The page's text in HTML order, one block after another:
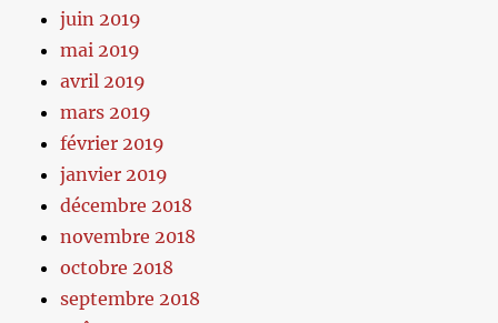
juin 2019
mai 2019
avril 2019
mars 2019
février 2019
janvier 2019
décembre 2018
novembre 2018
octobre 2018
septembre 2018